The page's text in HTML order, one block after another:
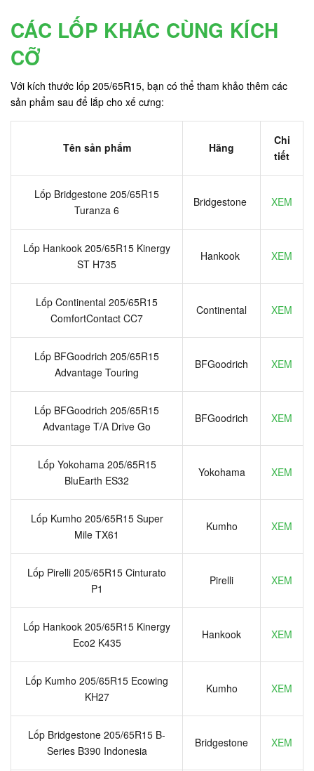
CÁC LỐP KHÁC CÙNG KÍCH
CỠ
Với kích thước lốp 205/65R15, bạn có thể tham khảo thêm các
sản phẩm sau để lắp cho xế cưng:
Tên sản phẩm Hãng
Chi
tiết
Lốp Bridgestone 205/65R15
Turanza 6
Bridgestone XEM
Lốp Hankook 205/65R15 Kinergy
ST H735
Hankook XEM
Lốp Continental 205/65R15
ComfortContact CC7
Continental XEM
Lốp BFGoodrich 205/65R15
Advantage Touring
BFGoodrich XEM
Lốp BFGoodrich 205/65R15
Advantage T/A Drive Go
BFGoodrich XEM
Lốp Yokohama 205/65R15
BluEarth ES32
Yokohama XEM
Lốp Kumho 205/65R15 Super
Mile TX61
Kumho XEM
Lốp Pirelli 205/65R15 Cinturato
P1
Pirelli XEM
Lốp Hankook 205/65R15 Kinergy
Eco2 K435
Hankook XEM
Lốp Kumho 205/65R15 Ecowing
KH27
Kumho XEM
Lốp Bridgestone 205/65R15 B-
Series B390 Indonesia
Bridgestone XEM